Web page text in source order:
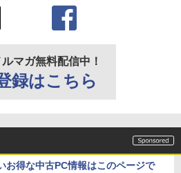
ルマガ無料配信中！
録はこちら
お得な中古PC情報はこのページで